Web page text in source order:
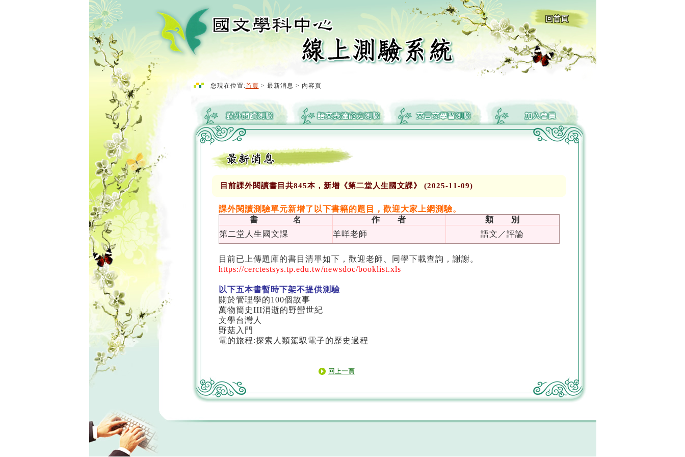
您現在位置:首頁 > 最新消息 > 內容頁
目前課外閱讀書目共845本，新增《第二堂人生國文課》 (2025-11-09)
課外閱讀測驗單元新增了以下書籍的題目，歡迎大家上網測驗。
書 名
作 者
類 別
第二堂人生國文課
羊咩老師 語文／評論
目前已上傳題庫的書目清單如下，歡迎老師、同學下載查詢，謝謝。
https://cerctestsys.tp.edu.tw/newsdoc/booklist.xls
以下五本書暫時下架不提供測驗
關於管理學的100個故事
萬物簡史III消逝的野蠻世紀
文學台灣人
野菇入門
電的旅程:探索人類駕馭電子的歷史過程
回上一頁